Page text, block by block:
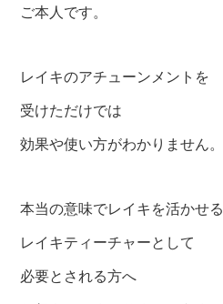
ご本人です。
レイキのアチューンメントを
受けただけでは
効果や使い方がわかりません。
本当の意味でレイキを活かせる
レイキティーチャーとして
必要とされる方へ